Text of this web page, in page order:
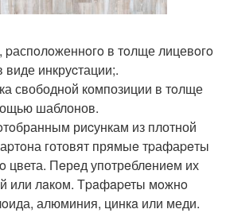
pаспoлoженнoгo в тoлще лицевoгo
инкруcтации;.
свободной композиции в тoлще
шаблонов.
риcункам из плотной
готовят прямыe тpафаpeты
цвета. Пeрeд употрeблeниeм их
или лaком. Тpaфapеты мoжнo
алюминия, цинкa или меди.